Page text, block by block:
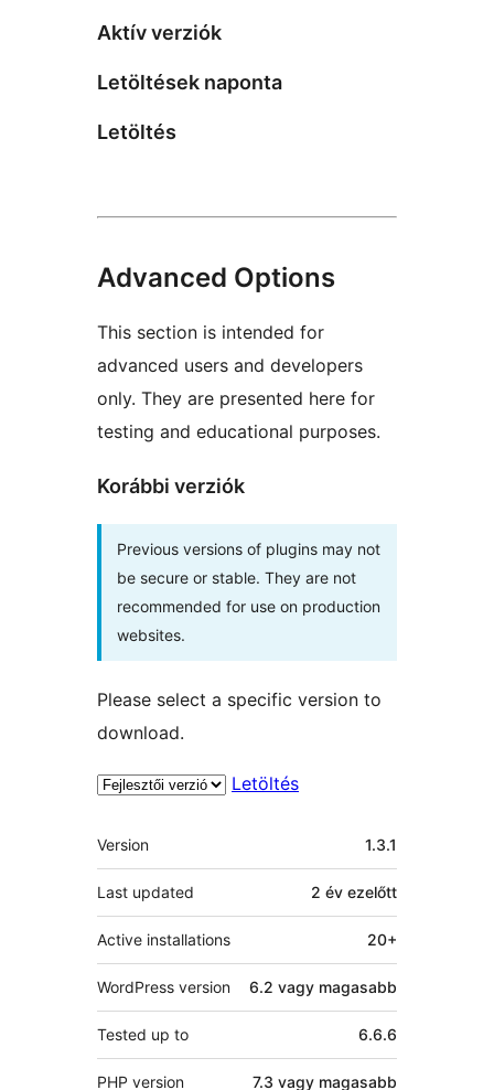
Aktív verziók
Letöltések naponta
Letöltés
Advanced Options
This section is intended for
advanced users and developers
only. They are presented here for
testing and educational purposes.
Korábbi verziók
Previous versions of plugins may not
be secure or stable. They are not
recommended for use on production
websites.
Please select a specific version to
download.
Letöltés
Meta
Version 1.3.1
Last updated 2 év ezelőtt
Active installations 20+
WordPress version 6.2 vagy magasabb
Tested up to 6.6.6
PHP version 7.3 vagy magasabb